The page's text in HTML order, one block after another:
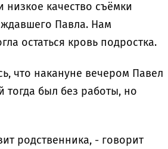
качество съёмки
Павла. Нам
остаться кровь подростка.
что накануне вечером Павел
тогда был без работы, но
родственника, - говорит